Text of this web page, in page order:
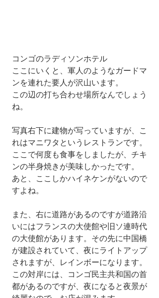
コンゴのラディソンホテル
ここにいくと、軍人のようなガードマ
ンを連れた要人が沢山います。
この辺の打ち合わせ場所なんでしょう
ね。
写真右下に建物が写っていますが、こ
れはマニワタというレストランです。
ここで何度も食事をしましたが、チキ
ンの半身焼きが美味しかったです。
あと、ここしかハイネケンがないので
すよね。
また、右に道路があるのですが道路沿
いにはフランスの大使館や旧ソ連時代
の大使館があります。その先に中国橋
が建設されていて、夜にライトアップ
されますが、レインボーになります。
この対岸には、コンゴ民主共和国の首
都があるのですが、夜になると夜景が